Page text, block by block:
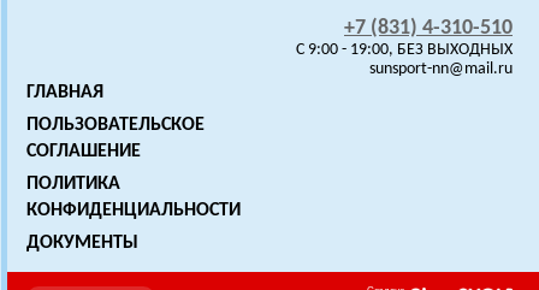
+7 (831) 4-310-510
C 9:00 - 19:00, БЕЗ ВЫХОДНЫХ
sunsport-nn@mail.ru
ГЛАВНАЯ
ПОЛЬЗОВАТЕЛЬСКОЕ
СОГЛАШЕНИЕ
ПОЛИТИКА
КОНФИДЕНЦИАЛЬНОСТИ
ДОКУМЕНТЫ